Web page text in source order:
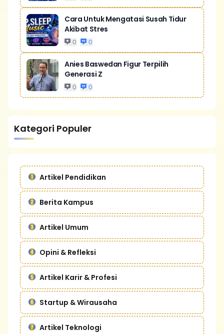
Cara Untuk Mengatasi Susah Tidur
Akibat Stres
0 0
Anies Baswedan Figur Terpilih
Generasi Z
0 0
Kategori Populer
Artikel Pendidikan
Berita Kampus
Artikel Umum
Opini & Refleksi
Artikel Karir & Profesi
Startup & Wirausaha
Artikel Teknologi